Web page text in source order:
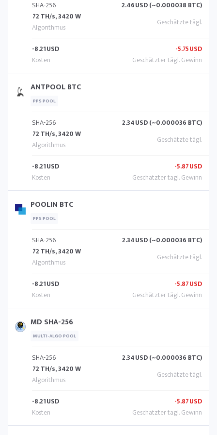
SHA-256
72 TH/s, 3420 W
2.46USD (~0.000038 BTC)
-8.21USD -5.75USD
ANTPOOL BTC
PPS POOL
SHA-256
72 TH/s, 3420 W
2.34USD (~0.000036 BTC)
-8.21USD -5.87USD
POOLIN BTC
PPS POOL
SHA-256
72 TH/s, 3420 W
2.34USD (~0.000036 BTC)
-8.21USD -5.87USD
MD SHA-256
MULTI-ALGO POOL
SHA-256
72 TH/s, 3420 W
2.34USD (~0.000036 BTC)
-8.21USD -5.87USD